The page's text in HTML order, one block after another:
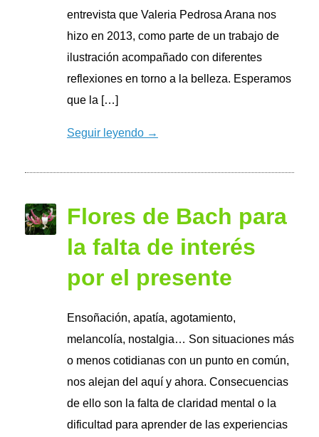
entrevista que Valeria Pedrosa Arana nos
hizo en 2013, como parte de un trabajo de
ilustración acompañado con diferentes
reflexiones en torno a la belleza. Esperamos
que la […]
Seguir leyendo →
Flores de Bach para
la falta de interés
por el presente
Ensoñación, apatía, agotamiento,
melancolía, nostalgia… Son situaciones más
o menos cotidianas con un punto en común,
nos alejan del aquí y ahora. Consecuencias
de ello son la falta de claridad mental o la
dificultad para aprender de las experiencias